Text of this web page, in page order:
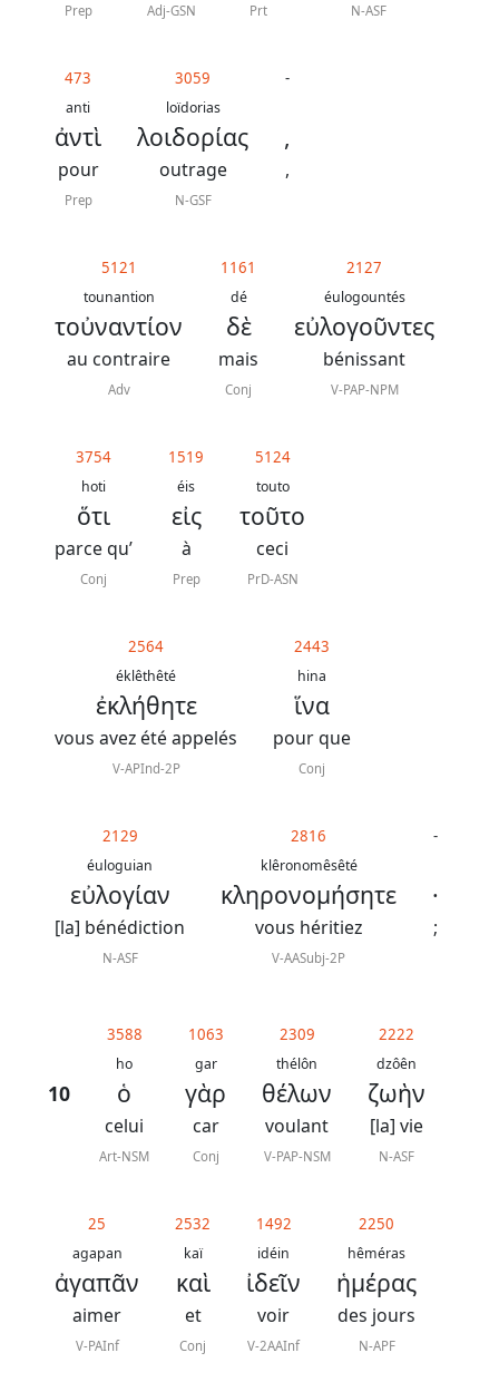
Prep Adj-GSN Prt N-ASF
473
anti
ἀντὶ
pour
Prep
3059
loïdorias
λοιδορίας
outrage
N-GSF
-
,
,
5121
tounantion
τοὐναντίον
au contraire
Adv
1161
dé
δὲ
mais
Conj
2127
éulogountés
εὐλογοῦντες
bénissant
V-PAP-NPM
3754
hoti
ὅτι
parce qu’
Conj
1519
éis
εἰς
à
Prep
5124
touto
τοῦτο
ceci
PrD-ASN
2564
éklêthêté
ἐκλήθητε
vous avez été appelés
V-APInd-2P
2443
hina
ἵνα
pour que
Conj
2129
éuloguian
εὐλογίαν
[la] bénédiction
N-ASF
2816
klêronomêsêté
κληρονομήσητε
vous héritiez
V-AASubj-2P
-
·
;
10
3588
ho
ὁ
celui
Art-NSM
1063
gar
γὰρ
car
Conj
2309
thélôn
θέλων
voulant
V-PAP-NSM
2222
dzôên
ζωὴν
[la] vie
N-ASF
25
agapan
ἀγαπᾶν
aimer
V-PAInf
2532
kaï
καὶ
et
Conj
1492
idéin
ἰδεῖν
voir
V-2AAInf
2250
hêméras
ἡμέρας
des jours
N-APF